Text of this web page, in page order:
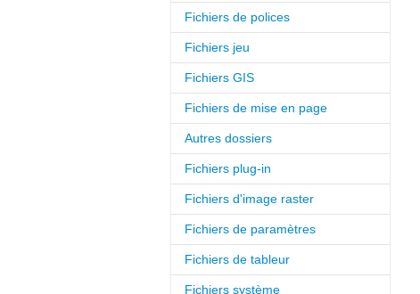
Fichiers de polices
Fichiers jeu
Fichiers GIS
Fichiers de mise en page
Autres dossiers
Fichiers plug-in
Fichiers d'image raster
Fichiers de paramètres
Fichiers de tableur
Fichiers système